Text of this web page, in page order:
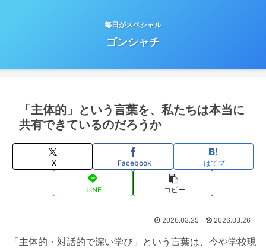
毎日がスペシャル
ゴンシャチ
「主体的」という言葉を、私たちは本当に
共有できているのだろうか
X Facebook はてブ
LINE コピー
2026.03.25 2026.03.26
「主体的・対話的で深い学び」という言葉は、今や学校現